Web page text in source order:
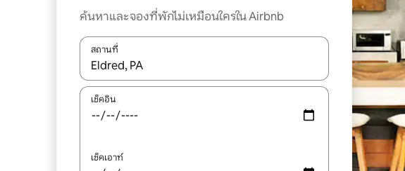
ค้นหาและจองที่พักไม่เหมือนใครใน Airbnb
สถานที่
ใช้ลูกศรขึ้นลง หรือใช้การสัมผัสหรือปัด เพื่อสำรวจผลการค้นหา
เช็คอิน
เช็คเอาท์